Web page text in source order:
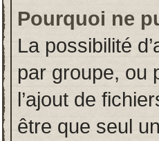
Pourquoi ne
La possibilité
par groupe, ou
l’ajout de
être que seul